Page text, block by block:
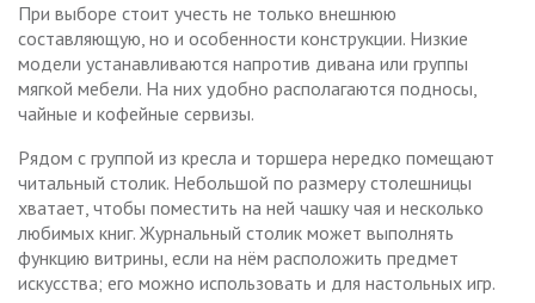
При выборе стоит учесть не только внешнюю
составляющую, но и особенности конструкции. Низкие
модели устанавливаются напротив дивана или группы
мягкой мебели. На них удобно располагаются подносы,
чайные и кофейные сервизы.
Рядом с группой из кресла и торшера нередко помещают
читальный столик. Небольшой по размеру столешницы
хватает, чтобы поместить на ней чашку чая и несколько
любимых книг. Журнальный столик может выполнять
функцию витрины, если на нём расположить предмет
искусства; его можно использовать и для настольных игр.